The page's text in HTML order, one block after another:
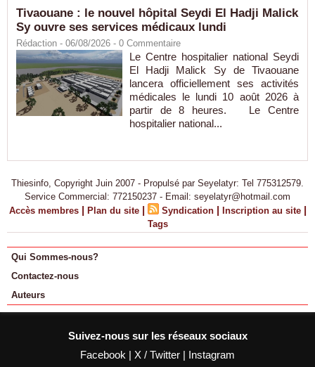
Tivaouane : le nouvel hôpital Seydi El Hadji Malick
Sy ouvre ses services médicaux lundi
Rédaction - 06/08/2026 - 0 Commentaire
Le Centre hospitalier national Seydi
El Hadji Malick Sy de Tivaouane
lancera officiellement ses activités
médicales le lundi 10 août 2026 à
partir de 8 heures. Le Centre
hospitalier national...
Thiesinfo, Copyright Juin 2007 - Propulsé par Seyelatyr: Tel 775312579.
Service Commercial: 772150237 - Email: seyelatyr@hotmail.com
Accès membres | Plan du site | Syndication | Inscription au site |
Tags
Qui Sommes-nous?
Contactez-nous
Auteurs
Suivez-nous sur les réseaux sociaux
Facebook | X / Twitter | Instagram